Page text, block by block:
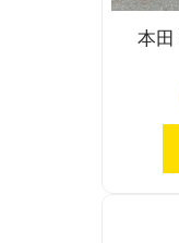
本田